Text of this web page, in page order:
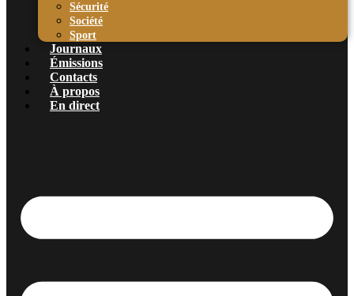
Sécurité
Société
Sport
Journaux
Émissions
Contacts
À propos
En direct